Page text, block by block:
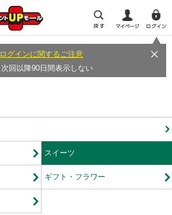
ログインに関するご注意
次回以降90日間表示しない
スイーツ
ギフト・フラワー